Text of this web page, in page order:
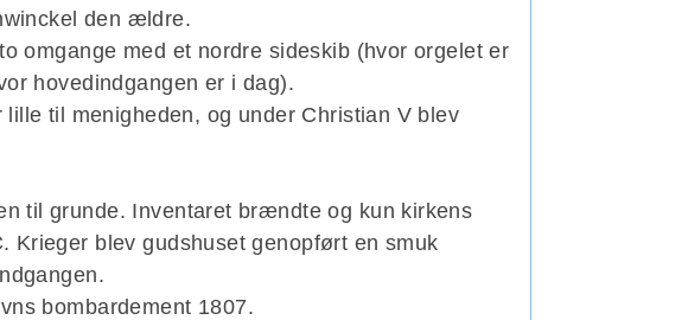
den ældre.
omgange med et nordre sideskib (hvor orgelet er
hovedindgangen er i dag).
til menigheden, og under Christian V blev
til grunde. Inventaret brændte og kun kirkens
Krieger blev gudshuset genopført en smuk
bombardement 1807.